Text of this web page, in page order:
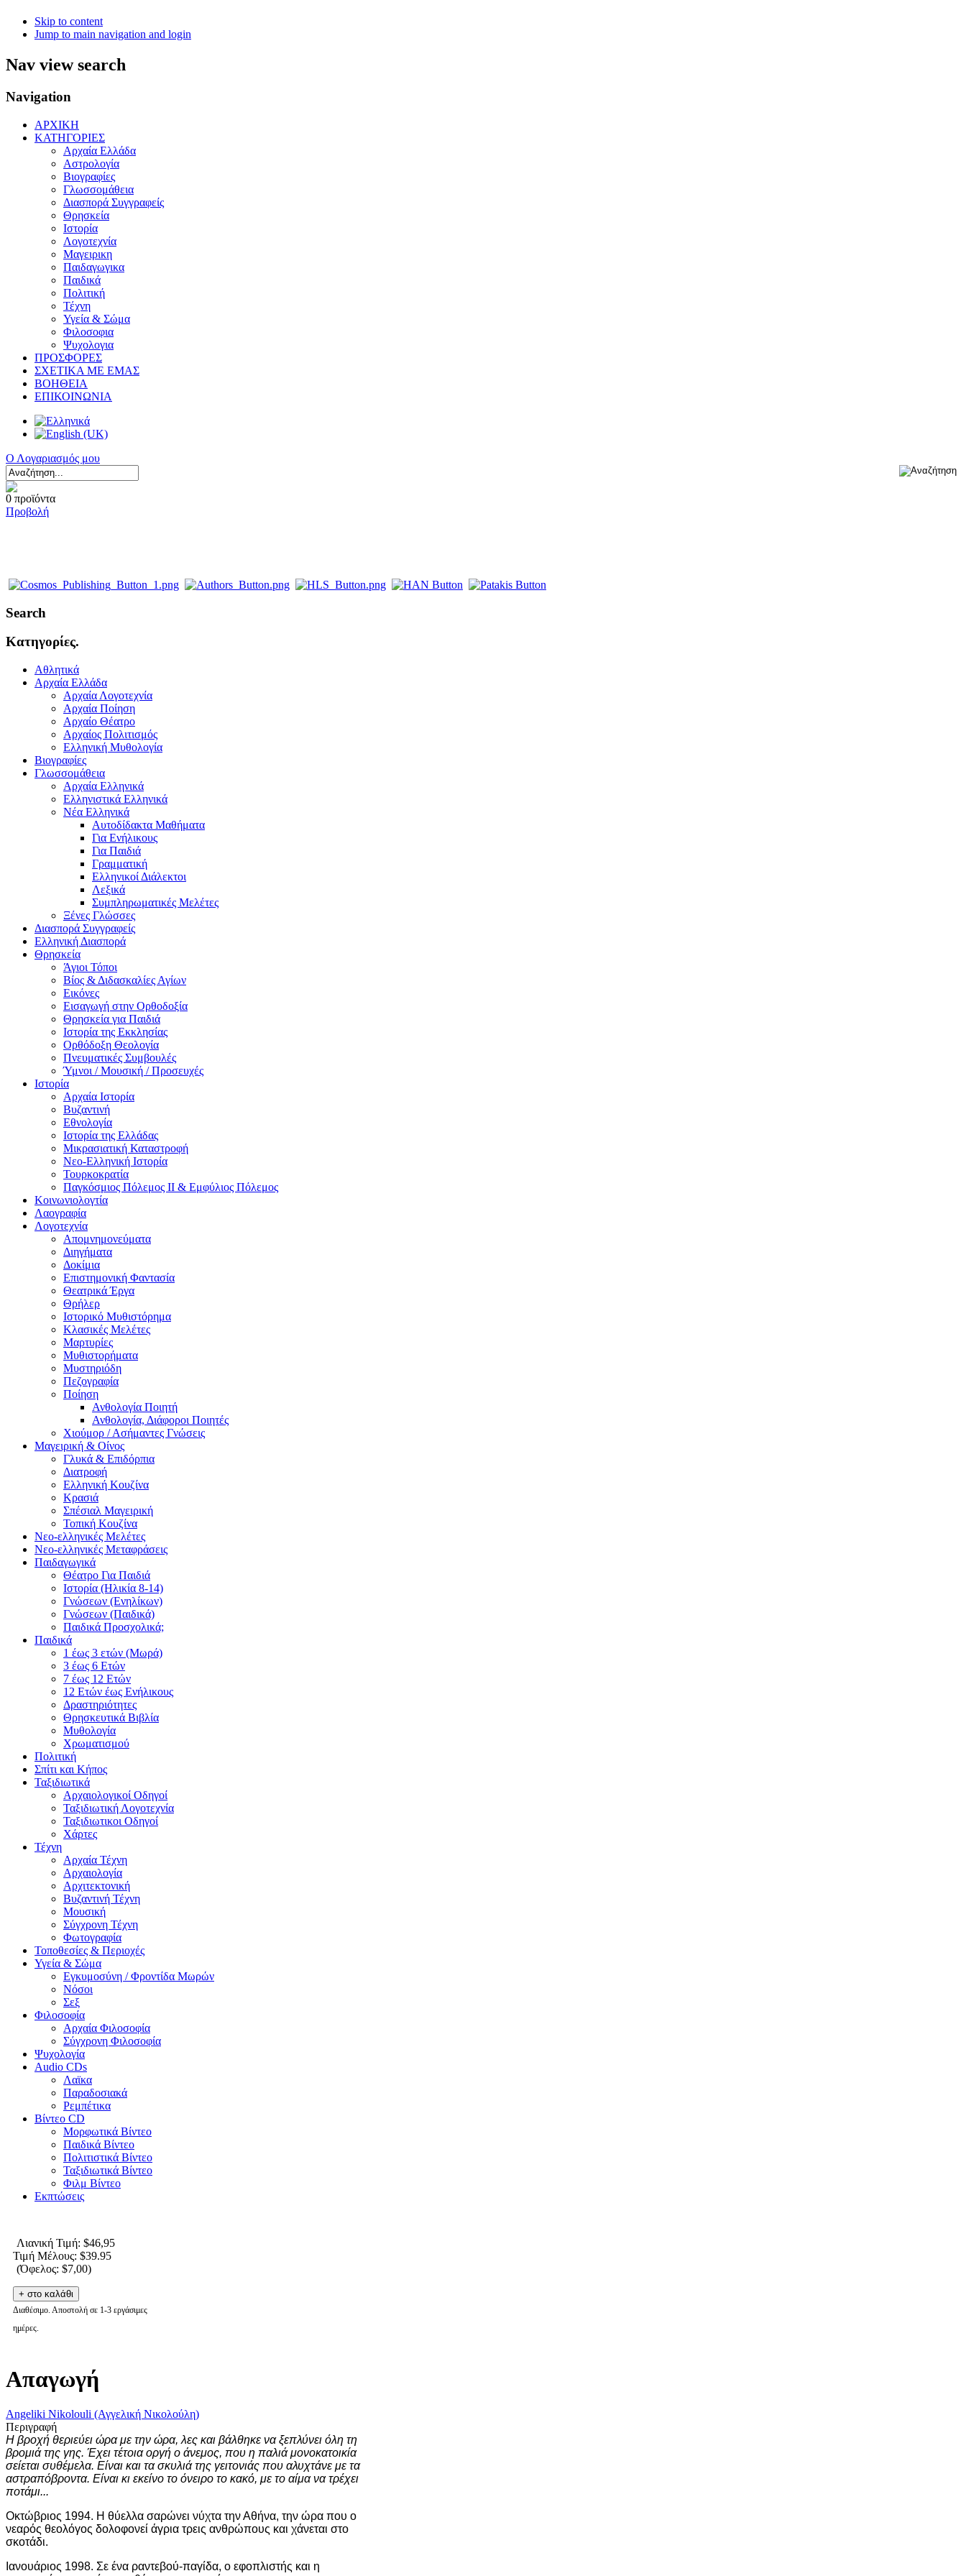
Skip to content
Jump to main navigation and login
Nav view search
Navigation
ΑΡΧΙΚΗ
ΚΑΤΗΓΟΡΙΕΣ
Αρχαία Ελλάδα
Αστρολογία
Βιογραφίες
Γλωσσομάθεια
Διασπορά Συγγραφείς
Θρησκεία
Ιστορία
Λογοτεχνία
Μαγειρικη
Παιδαγωγικα
Παιδικά
Πολιτική
Τέχνη
Υγεία & Σώμα
Φιλοσοφια
Ψυχολογια
ΠΡΟΣΦΟΡΕΣ
ΣΧΕΤΙΚΑ ΜΕ ΕΜΑΣ
ΒΟΗΘΕΙΑ
ΕΠΙΚΟΙΝΩΝΙΑ
Ο Λογαριασμός μου
0 προϊόντα
Προβολή
Search
Κατηγορίες.
Αθλητικά
Αρχαία Ελλάδα
Αρχαία Λογοτεχνία
Αρχαία Ποίηση
Αρχαίο Θέατρο
Αρχαίος Πολιτισμός
Ελληνική Μυθολογία
Βιογραφίες
Γλωσσομάθεια
Αρχαία Ελληνικά
Ελληνιστικά Ελληνικά
Νέα Ελληνικά
Αυτοδίδακτα Μαθήματα
Για Ενήλικους
Για Παιδιά
Γραμματική
Ελληνικοί Διάλεκτοι
Λεξικά
Συμπληρωματικές Μελέτες
Ξένες Γλώσσες
Διασπορά Συγγραφείς
Ελληνική Διασπορά
Θρησκεία
Άγιοι Τόποι
Βίος & Διδασκαλίες Αγίων
Εικόνες
Εισαγωγή στην Ορθοδοξία
Θρησκεία για Παιδιά
Ιστορία της Εκκλησίας
Ορθόδοξη Θεολογία
Πνευματικές Συμβουλές
Ύμνοι / Μουσική / Προσευχές
Ιστορία
Αρχαία Ιστορία
Βυζαντινή
Εθνολογία
Ιστορία της Ελλάδας
Μικρασιατική Καταστροφή
Νεο-Ελληνική Ιστορία
Τουρκοκρατία
Παγκόσμιος Πόλεμος ΙΙ & Εμφύλιος Πόλεμος
Κοινωνιολογτία
Λαογραφία
Λογοτεχνία
Απομνημονεύματα
Διηγήματα
Δοκίμια
Επιστημονική Φαντασία
Θεατρικά Έργα
Θρήλερ
Ιστορικό Μυθιστόρημα
Κλασικές Μελέτες
Μαρτυρίες
Μυθιστορήματα
Μυστηριόδη
Πεζογραφία
Ποίηση
Ανθολογία Ποιητή
Ανθολογία, Διάφοροι Ποιητές
Χιούμορ / Ασήμαντες Γνώσεις
Μαγειρική & Οίνος
Γλυκά & Επιδόρπια
Διατροφή
Ελληνική Κουζίνα
Κρασιά
Σπέσιαλ Μαγειρική
Τοπική Κουζίνα
Νεο-ελληνικές Μελέτες
Νεο-ελληνικές Μεταφράσεις
Παιδαγωγικά
Θέατρο Για Παιδιά
Ιστορία (Ηλικία 8-14)
Γνώσεων (Ενηλίκων)
Γνώσεων (Παιδικά)
Παιδικά Προσχολικά;
Παιδικά
1 έως 3 ετών (Μωρά)
3 έως 6 Ετών
7 έως 12 Ετών
12 Ετών έως Ενήλικους
Δραστηριότητες
Θρησκευτικά Βιβλία
Μυθολογία
Χρωματισμού
Πολιτική
Σπίτι και Κήπος
Ταξιδιωτικά
Αρχαιολογικοί Οδηγοί
Ταξιδιωτική Λογοτεχνία
Ταξιδιωτικοι Οδηγοί
Χάρτες
Τέχνη
Αρχαία Τέχνη
Αρχαιολογία
Αρχιτεκτονική
Βυζαντινή Τέχνη
Μουσική
Σύγχρονη Τέχνη
Φωτογραφία
Τοποθεσίες & Περιοχές
Υγεία & Σώμα
Εγκυμοσύνη / Φροντίδα Μωρών
Νόσοι
Σεξ
Φιλοσοφία
Αρχαία Φιλοσοφία
Σύγχρονη Φιλοσοφία
Ψυχολογία
Audio CDs
Λαϊκα
Παραδοσιακά
Ρεμπέτικα
Βίντεο CD
Μορφωτικά Βίντεο
Παιδικά Βίντεο
Πολιτιστικά Βίντεο
Ταξιδιωτικά Βίντεο
Φιλμ Βίντεο
Εκπτώσεις
Λιανική Τιμή: $46,95
Τιμή Μέλους: $39.95
(Όφελος: $7,00)
Διαθέσιμο. Αποστολή σε 1-3 εργάσιμες
ημέρες.
Απαγωγή
Angeliki Nikolouli (Αγγελική Νικολούλη)
Περιγραφή
Η βροχή θεριεύει ώρα με την ώρα, λες και βάλθηκε να ξεπλύνει όλη τη
βρομιά της γης. Έχει τέτοια οργή ο άνεμος, που η παλιά μονοκατοικία
σείεται συθέμελα. Είναι και τα σκυλιά της γειτονιάς που αλυχτάνε με τα
αστραπόβροντα. Είναι κι εκείνο το όνειρο το κακό, με το αίμα να τρέχει
ποτάμι...
Οκτώβριος 1994. Η θύελλα σαρώνει νύχτα την Αθήνα, την ώρα που ο
νεαρός θεολόγος δολοφονεί άγρια τρεις ανθρώπους και χάνεται στο
σκοτάδι.
Ιανουάριος 1998. Σε ένα ραντεβού-παγίδα, ο εφοπλιστής και η